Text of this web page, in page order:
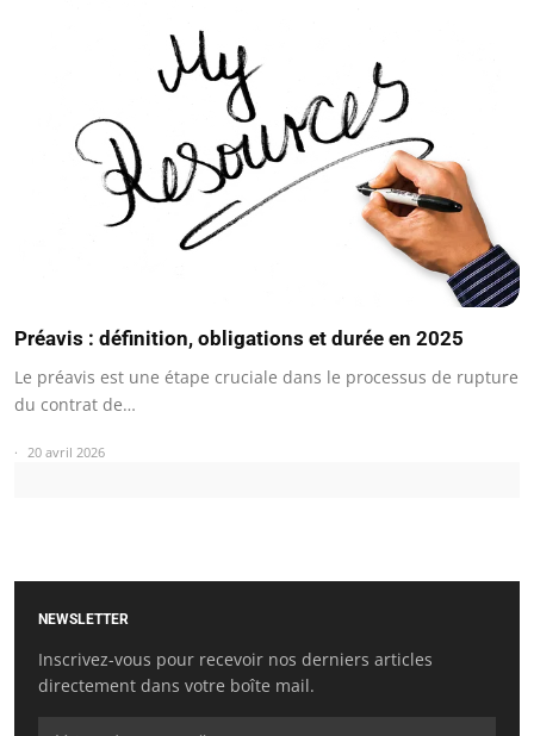
Préavis : définition, obligations et durée en 2025
Le préavis est une étape cruciale dans le processus de rupture
du contrat de…
20 avril 2026
NEWSLETTER
Inscrivez-vous pour recevoir nos derniers articles
directement dans votre boîte mail.